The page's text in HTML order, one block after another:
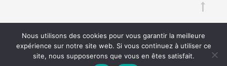
Chouka©2024
À propos Contact BLOG SEO
Nous utilisons des cookies pour vous garantir la meilleure
expérience sur notre site web. Si vous continuez à utiliser ce
site, nous supposerons que vous en êtes satisfait.